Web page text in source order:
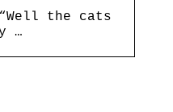
the cats
…